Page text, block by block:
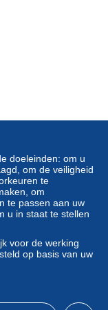
debitcard of
geen
ter
Betalen".
verkoper
doeleinden: om u
om de veiligheid
te
om
te passen aan uw
u in staat te stellen
voor de werking
op basis van uw